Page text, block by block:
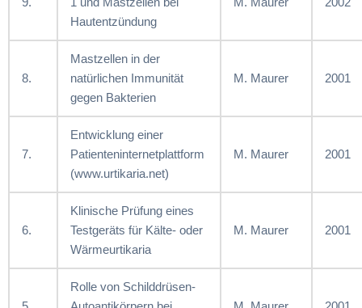
Hautentzündung
8.
Mastzellen in der
natürlichen Immunität
gegen Bakterien
M. Maurer 2001
7.
Entwicklung einer
Patienteninternetplattform
(www.urtikaria.net)
M. Maurer 2001
6.
Klinische Prüfung eines
Testgeräts für Kälte- oder
Wärmeurtikaria
M. Maurer 2001
Rolle von Schilddrüsen-